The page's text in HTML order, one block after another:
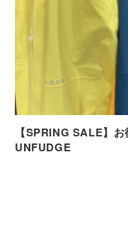
【SPRING SALE】
UNFUDGE